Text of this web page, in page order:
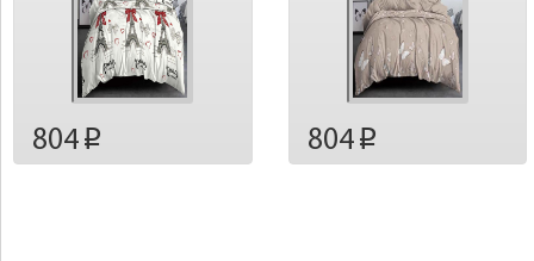
804 p 804p